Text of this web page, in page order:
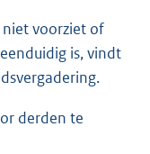
niet voorziet of
is, vindt
derden te